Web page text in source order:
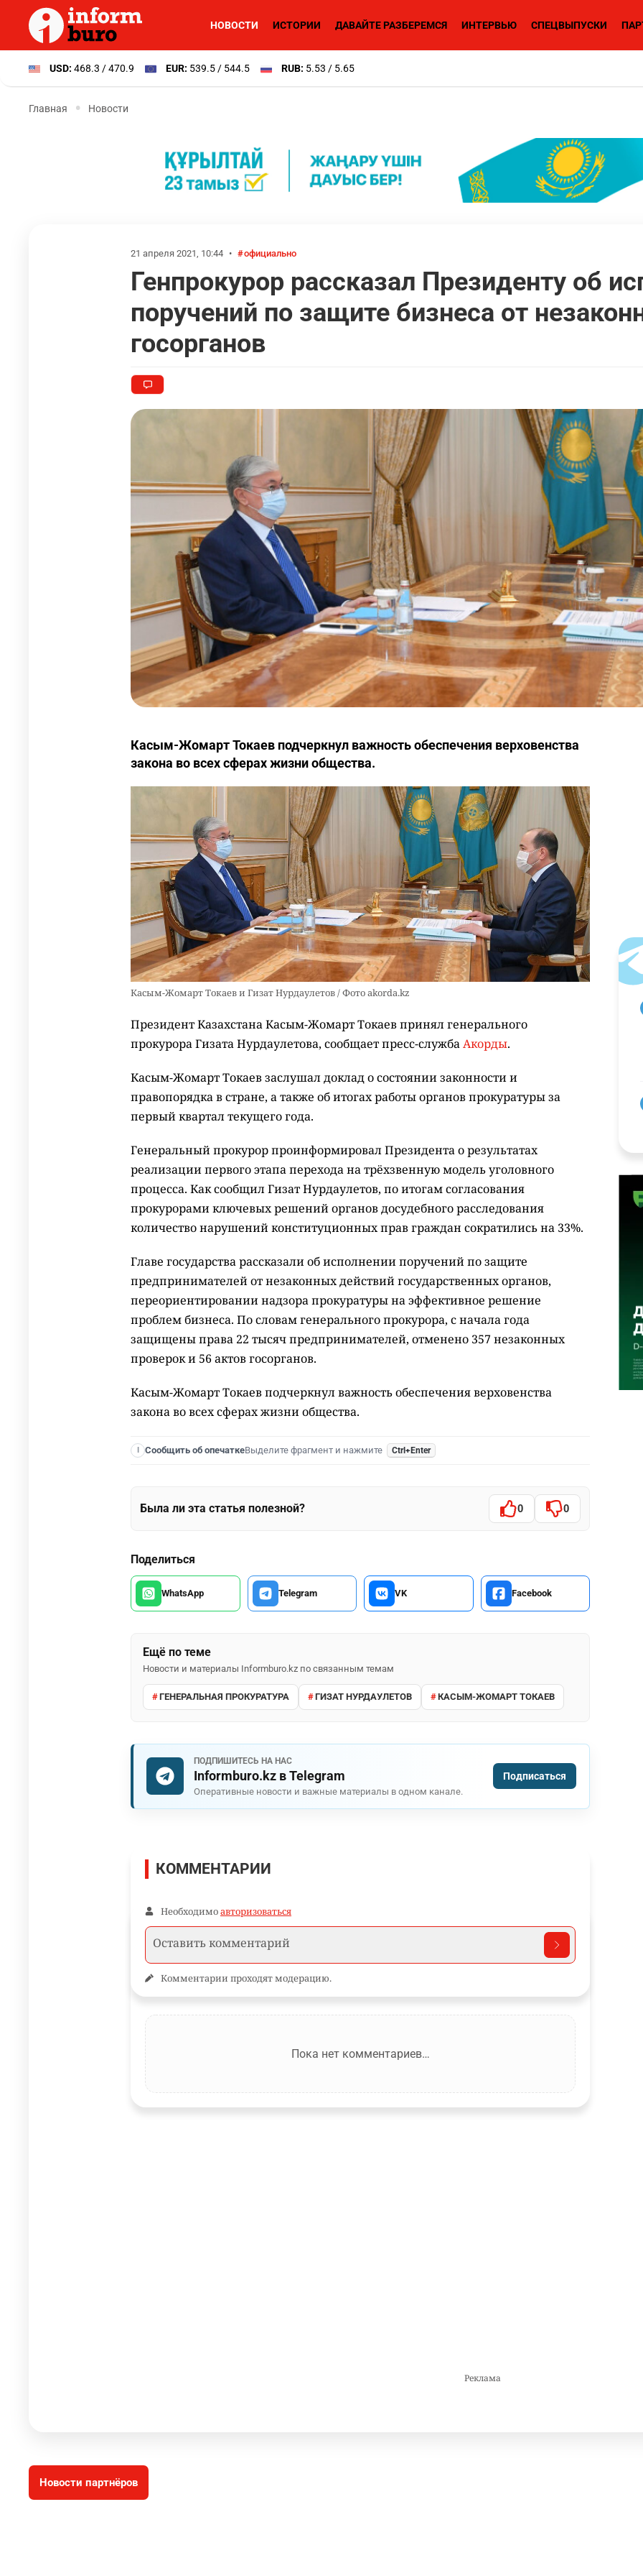
НОВОСТИ ИСТОРИИ ДАВАЙТЕ РАЗБЕРЕМСЯ ИНТЕРВЬЮ СПЕЦВЫПУСКИ
USD: 468.3 / 470.9 EUR: 539.5 / 544.5 RUB: 5.53 / 5.65
Главная Новости
21 апреля 2021, 10:44 • официально
Генпрокурор рассказал Президенту об
поручений по защите бизнеса от
госорганов
Касым-Жомарт Токаев подчеркнул важность обеспечения верховенства
закона во всех сферах жизни общества.
Касым-Жомарт Токаев и Гизат Нурдаулетов / Фото akorda.kz
Президент Казахстана Касым-Жомарт Токаев принял генерального
прокурора Гизата Нурдаулетова, сообщает пресс-службаАкорды.
Касым-Жомарт Токаев заслушал доклад о состоянии законности и
правопорядка в стране, а также об итогах работы органов прокуратуры за
первый квартал текущего года.
Генеральный прокурор проинформировал Президента о результатах
реализации первого этапа перехода на трёхзвенную модель уголовного
процесса. Как сообщил Гизат Нурдаулетов, по итогам согласования
прокурорами ключевых решений органов досудебного расследования
количество нарушений конституционных прав граждан сократились на 33%.
Главе государства рассказали об исполнении поручений по защите
предпринимателей от незаконных действий государственных органов,
переориентировании надзора прокуратуры на эффективное решение
проблем бизнеса. По словам генерального прокурора, с начала года
защищены права 22 тысяч предпринимателей, отменено 357 незаконных
проверок и 56 актов госорганов.
Касым-Жомарт Токаев подчеркнул важность обеспечения верховенства
закона во всех сферах жизни общества.
Сообщить об опечаткеВыделите фрагмент и нажмите Ctrl+Enter
Была ли эта статья полезной? 0 0
Поделиться
WhatsApp Telegram VK Facebook
Ещё по теме
Новости и материалы Informburo.kz по связанным темам
ГЕНЕРАЛЬНАЯ ПРОКУРАТУРА ГИЗАТ НУРДАУЛЕТОВ КАСЫМ-ЖОМАРТ ТОКАЕВ
ПОДПИШИТЕСЬ НА НАС
Informburo.kz в Telegram
Оперативные новости и важные материалы в одном канале.
Подписаться
КОММЕНТАРИИ
Необходимоавторизоваться
Комментарии проходят модерацию.
Пока нет комментариев…
Новости партнёров